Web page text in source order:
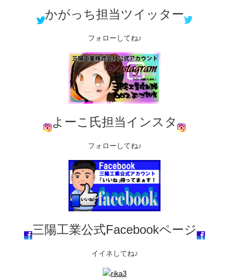
かがっち担当ツイッター
フォローしてね♪
よーこ氏担当インスタ
フォローしてね♪
三陽工業公式Facebookページ
イイネしてね♪